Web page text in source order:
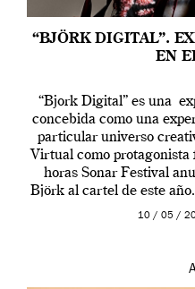
“BJÖRK DIGITAL”.
EN
“Bjork Digital” es una
concebida como una
particular universo
Virtual como protagonista
horas Sonar Festival
Björk al cartel de este
en una de las10 / 05 /